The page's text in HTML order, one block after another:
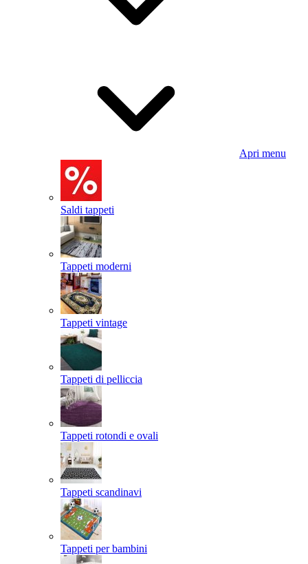
Apri menu
Saldi tappeti
Tappeti moderni
Tappeti vintage
Tappeti di pelliccia
Tappeti rotondi e ovali
Tappeti scandinavi
Tappeti per bambini